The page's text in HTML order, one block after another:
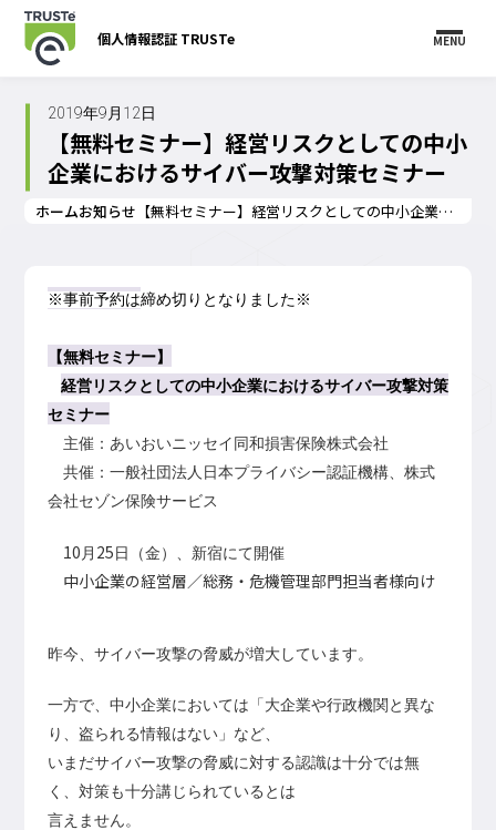
個人情報認証 TRUSTe MENU
2019年9月12日
【無料セミナー】経営リスクとしての中小
企業におけるサイバー攻撃対策セミナー
ホームお知らせ 【無料セミナー】経営リスクとしての中小企業におけるサイバー攻撃対策セミナー
※事前予約は締め切りとなりました※
【無料セミナー】
経営リスクとしての中小企業におけるサイバー攻撃対策
セミナー
主催：あいおいニッセイ同和損害保険株式会社
共催：一般社団法人日本プライバシー認証機構、株式
会社セゾン保険サービス
10 月 25 日（金）、新宿にて開催
中小企業の経営層／総務・危機管理部門担当者様向け
昨今、サイバー攻撃の脅威が増大しています。
一方で、中小企業においては「大企業や行政機関と異な
り、盗られる情報はない」など、
いまだサイバー攻撃の脅威に対する認識は十分では無
く、対策も十分講じられているとは
言えません。